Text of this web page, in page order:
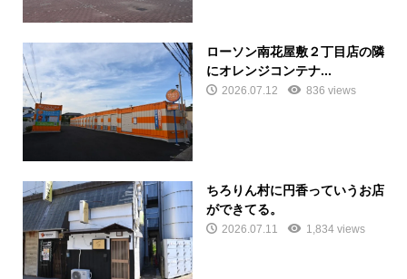
ローソン南花屋敷２丁目店の隣
にオレンジコンテナ...
2026.07.12 836 views
ちろりん村に円香っていうお店
ができてる。
2026.07.11 1,834 views